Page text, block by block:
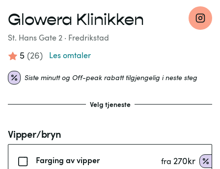
Glowera Klinikken
St. Hans Gate 2 · Fredrikstad
5 (26) Les omtaler
Siste minutt og Off-peak rabatt tilgjengelig i neste steg
Velg tjeneste
Vipper/bryn
Farging av vipper fra 270kr